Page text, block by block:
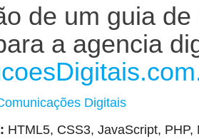
de um guia
a agencia
Digitais
HTML5, CSS3, JavaScript, PHP,